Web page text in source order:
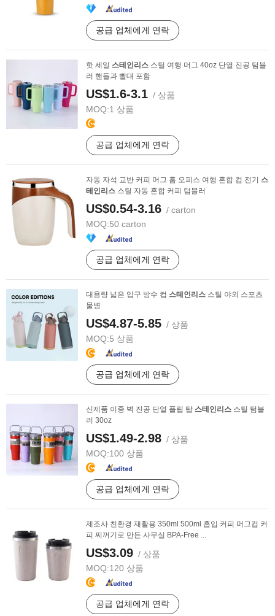
공급 업체에게 연락
핫 세일 스테인리스 스틸 여행 머그 40oz 단열 진공 텀블
러 핸들과 빨대 포함
US$1.6-3.1 / 상품
MOQ:1 상품
공급 업체에게 연락
자동 자석 교반 커피 머그 홈 오피스 여행 혼합 컵 전기 스
테인리스 스틸 자동 혼합 커피 텀블러
US$0.54-3.16 / carton
MOQ:50 carton
공급 업체에게 연락
대용량 넓은 입구 방수 컵 스테인리스 스틸 야외 스포츠
물병
US$4.87-5.85 / 상품
MOQ:5 상품
공급 업체에게 연락
신제품 이중 벽 진공 단열 플립 탑 스테인리스 스틸 텀블
러 30oz
US$1.49-2.98 / 상품
MOQ:100 상품
공급 업체에게 연락
제조사 친환경 재활용 350ml 500ml 흡입 커피 머그컵 커
피 찌꺼기로 만든 사무실 BPA-Free ...
US$3.09 / 상품
MOQ:120 상품
공급 업체에게 연락